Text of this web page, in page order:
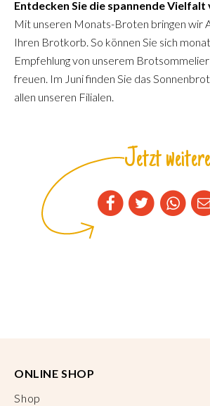
Entdecken Sie die spannende
Mit unseren Monats-Broten bringen wir
Ihren Brotkorb. So können Sie sich
Empfehlung von unserem
freuen. Im Juni finden Sie das
allen unseren Filialen.
Jetzt
ONLINE SHOP
Shop